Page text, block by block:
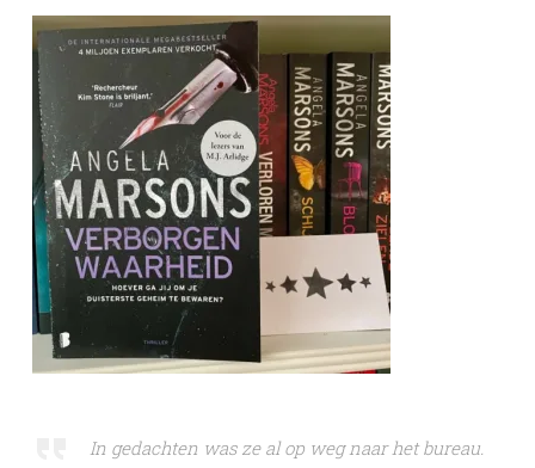
In gedachten was ze al op weg naar het bureau.